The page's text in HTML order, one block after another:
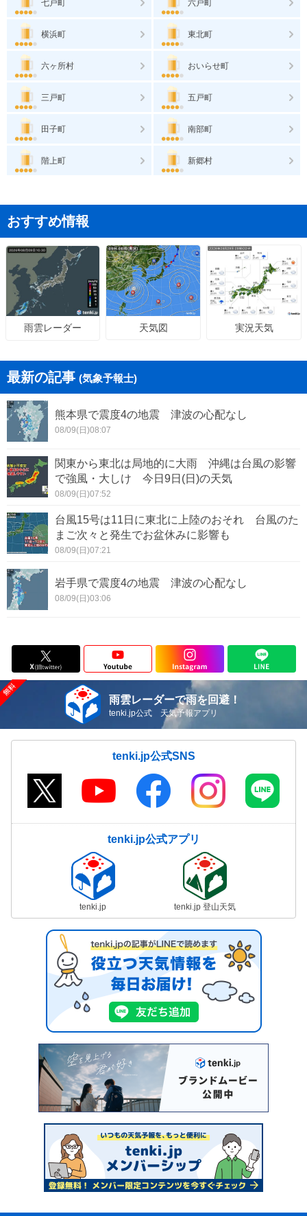
七戸町 六戸町
横浜町 東北町
六ヶ所村 おいらせ町
三戸町 五戸町
田子町 南部町
階上町 新郷村
おすすめ情報
雨雲レーダー 天気図 実況天気
最新の記事 (気象予報士)
熊本県で震度4の地震 津波の心配なし
08/09(日)08:07
関東から東北は局地的に大雨 沖縄は台風の影響
で強風・大しけ 今日9日(日)の天気
08/09(日)07:52
台風15号は11日に東北に上陸のおそれ 台風のた
まご次々と発生でお盆休みに影響も
08/09(日)07:21
岩手県で震度4の地震 津波の心配なし
08/09(日)03:06
雨雲レーダーで雨を回避！
tenki.jp公式 天気予報アプリ
tenki.jp公式SNS
tenki.jp公式アプリ
tenki.jp tenki.jp 登山天気